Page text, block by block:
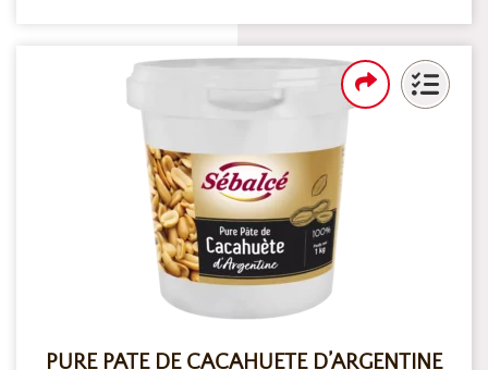
PURE PATE DE CACAHUETE D’ARGENTINE